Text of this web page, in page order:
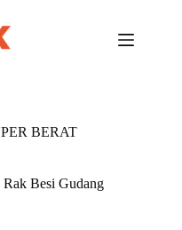
BERAT
Besi Gudang